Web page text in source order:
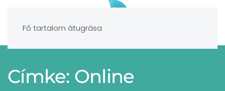
Fő tartalom átugrása
Címke: Online